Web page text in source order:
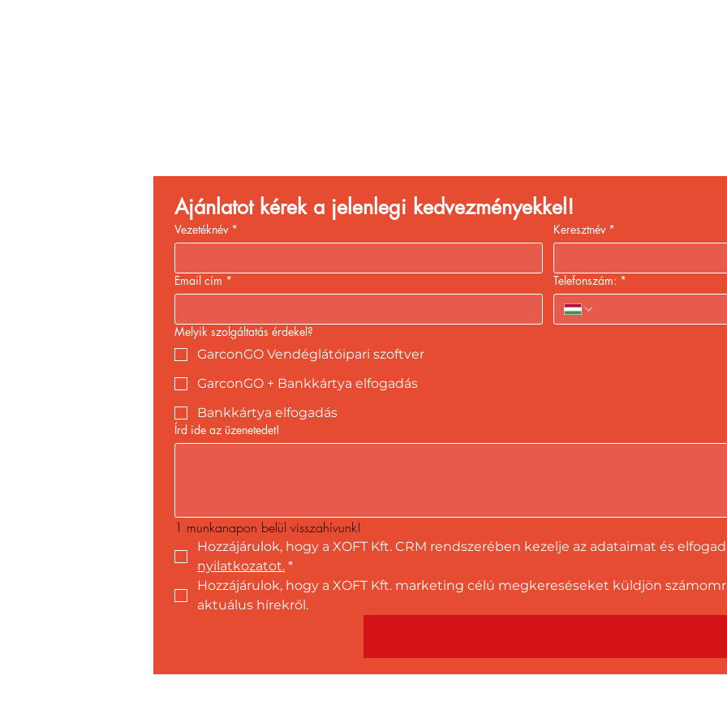
Ajánlatot kérek a jelenlegi kedvezményekkel!
Vezetéknév * Keresztnév *
Email cím * Telefonszám: *
Melyik szolgáltatás érdekel?
GarconGO Vendéglátóipari szoftver
GarconGO + Bankkártya elfogadás
Bankkártya elfogadás
Írd ide az üzenetedet!
1 munkanapon belül visszahívunk!
Hozzájárulok, hogy a XOFT Kft. CRM rendszerében kezelje az adataimat és
nyilatkozatot. *
Hozzájárulok, hogy a XOFT Kft. marketing célú megkereséseket küldjön
aktuálus hírekről.